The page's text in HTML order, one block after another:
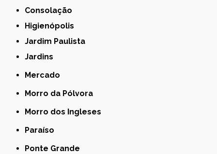
Consolação
Higienópolis
Jardim Paulista
Jardins
Mercado
Morro da Pólvora
Morro dos Ingleses
Paraíso
Ponte Grande